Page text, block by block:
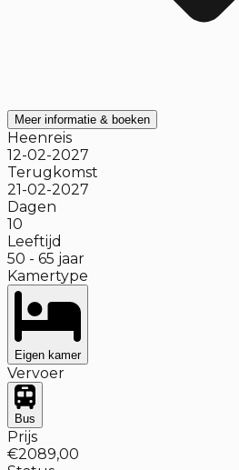
Meer informatie & boeken
Heenreis
12-02-2027
Terugkomst
21-02-2027
Dagen
10
Leeftijd
50 - 65 jaar
Kamertype
Eigen kamer
Vervoer
Bus
Prijs
€2089,00